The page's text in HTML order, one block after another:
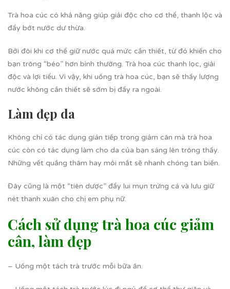
Trà hoa cúc có khả năng giúp giải độc cho cơ thể, thanh lộc và
đẩy bớt nước dư thừa.
Bởi đôi khi cơ thể giữ nước quá mức cần thiết, từ đó khiến cho
bạn trông “béo” hơn bình thường. Trà hoa cúc thanh lọc, giải
độc và lợi tiểu. Vì vậy, khi uống trà hoa cúc, bạn sẽ thấy lượng
nước không cần thiết sẽ sớm bị đẩy ra ngoài.
Làm đẹp da
Không chỉ có tác dụng gián tiếp trong giảm cân mà trà hoa
cúc còn có tác dụng làm cho da của bạn sáng lên trông thấy.
Những vết quầng thâm hay mỏi mắt sẽ nhanh chóng tan biến.
Đây cũng là một “tiên dược” đẩy lui mụn trứng cá và lưu giữ
nét thanh xuân cho chị em phụ nữ.
Cách sử dụng trà hoa cúc giảm
cân, làm đẹp
– Uống một tách trà trước mỗi bữa ăn.